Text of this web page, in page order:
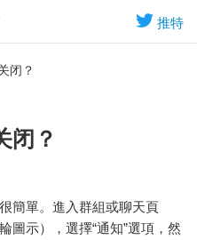
推特
闭？
闭？
簡單。進入群組或聊天頁
圖示），選擇“通知”選項，然